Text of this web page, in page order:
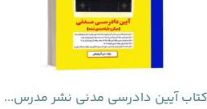
کتاب آیین دادرسی مدنی نشر مدرس...